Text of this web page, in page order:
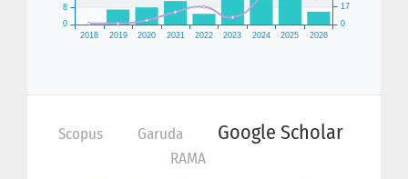
Scopus Garuda Google Scholar
RAMA